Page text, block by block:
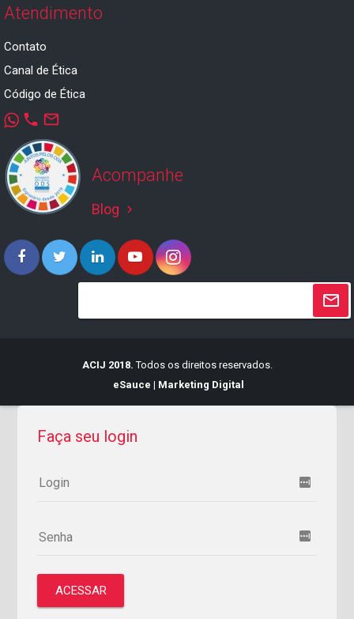
Atendimento
Contato
Canal de Ética
Código de Ética
phone mail_outline
Acompanhe
Blog keyboard_arrow_right
ACIJ 2018. Todos os direitos reservados.
eSauce | Marketing Digital
Faça seu login